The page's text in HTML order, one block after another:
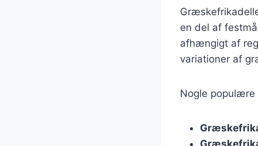
en del af
afhængigt af
variationer af
Nogle populære